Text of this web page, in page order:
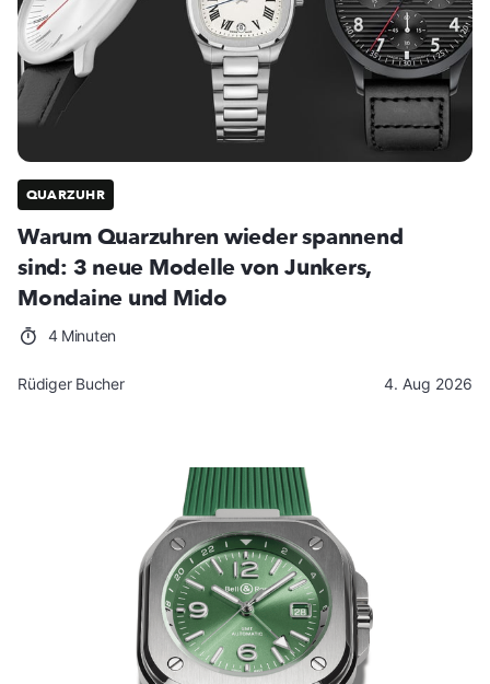
QUARZUHR
Warum Quarzuhren wieder spannend
sind: 3 neue Modelle von Junkers,
Mondaine und Mido
4 Minuten
Rüdiger Bucher 4. Aug 2026